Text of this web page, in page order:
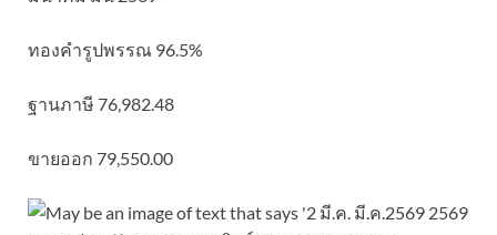
ทองคำรูปพรรณ 96.5%
ฐานภาษี 76,982.48
ขายออก 79,550.00